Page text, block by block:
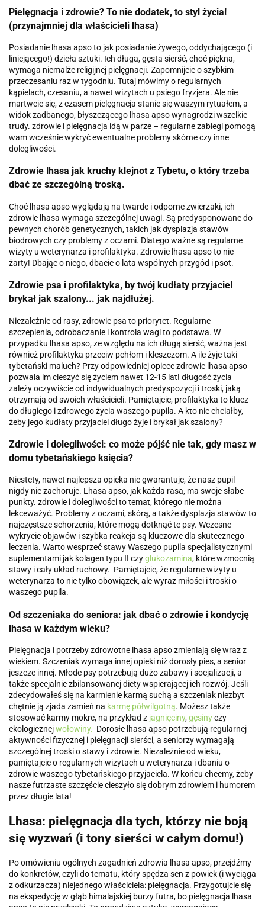
Pielęgnacja i zdrowie? To nie dodatek, to styl życia!
(przynajmniej dla właścicieli lhasa)
Posiadanie lhasa apso to jak posiadanie żywego, oddychającego (i
liniejącego!) dzieła sztuki. Ich długa, gęsta sierść, choć piękna,
wymaga niemalże religijnej pielęgnacji. Zapomnijcie o szybkim
przeczesaniu raz w tygodniu. Tutaj mówimy o regularnych
kąpielach, czesaniu, a nawet wizytach u psiego fryzjera. Ale nie
martwcie się, z czasem pielęgnacja stanie się waszym rytuałem, a
widok zadbanego, błyszczącego lhasa apso wynagrodzi wszelkie
trudy. zdrowie i pielęgnacja idą w parze – regularne zabiegi pomogą
wam wcześnie wykryć ewentualne problemy skórne czy inne
dolegliwości.
Zdrowie lhasa jak kruchy klejnot z Tybetu, o który trzeba
dbać ze szczególną troską.
Choć lhasa apso wyglądają na twarde i odporne zwierzaki, ich
zdrowie lhasa wymaga szczególnej uwagi. Są predysponowane do
pewnych chorób genetycznych, takich jak dysplazja stawów
biodrowych czy problemy z oczami. Dlatego ważne są regularne
wizyty u weterynarza i profilaktyka. Zdrowie lhasa apso to nie
żarty! Dbając o niego, dbacie o lata wspólnych przygód i psot.
Zdrowie psa i profilaktyka, by twój kudłaty przyjaciel
brykał jak szalony... jak najdłużej.
Niezależnie od rasy, zdrowie psa to priorytet. Regularne
szczepienia, odrobaczanie i kontrola wagi to podstawa. W
przypadku lhasa apso, ze względu na ich długą sierść, ważna jest
również profilaktyka przeciw pchłom i kleszczom. A ile żyje taki
tybetański maluch? Przy odpowiedniej opiece zdrowie lhasa apso
pozwala im cieszyć się życiem nawet 12-15 lat! długość życia
zależy oczywiście od indywidualnych predyspozycji i troski, jaką
otrzymają od swoich właścicieli. Pamiętajcie, profilaktyka to klucz
do długiego i zdrowego życia waszego pupila. A kto nie chciałby,
żeby jego kudłaty przyjaciel długo żyje i brykał jak szalony?
Zdrowie i dolegliwości: co może pójść nie tak, gdy masz w
domu tybetańskiego księcia?
Niestety, nawet najlepsza opieka nie gwarantuje, że nasz pupil
nigdy nie zachoruje. Lhasa apso, jak każda rasa, ma swoje słabe
punkty. zdrowie i dolegliwości to temat, którego nie można
lekceważyć. Problemy z oczami, skórą, a także dysplazja stawów to
najczęstsze schorzenia, które mogą dotknąć te psy. Wczesne
wykrycie objawów i szybka reakcja są kluczowe dla skutecznego
leczenia. Warto wesprzeć stawy Waszego pupila specjalistycznymi
suplementami jak kolagen typu II czyglukozamina, które wzmocnią
stawy i cały układ ruchowy. Pamiętajcie, że regularne wizyty u
weterynarza to nie tylko obowiązek, ale wyraz miłości i troski o
waszego pupila.
Od szczeniaka do seniora: jak dbać o zdrowie i kondycję
lhasa w każdym wieku?
Pielęgnacja i potrzeby zdrowotne lhasa apso zmieniają się wraz z
wiekiem. Szczeniak wymaga innej opieki niż dorosły pies, a senior
jeszcze innej. Młode psy potrzebują dużo zabawy i socjalizacji, a
także specjalnie zbilansowanej diety wspierającej ich rozwój. Jeśli
zdecydowałeś się na karmienie karmą suchą a szczeniak niezbyt
chętnie ją zjada zamień na karmę półwilgotną. Możesz także
stosować karmy mokre, na przykład z jagnięciny,gęsinyczy
ekologicznejwołowiny. Dorosłe lhasa apso potrzebują regularnej
aktywności fizycznej i pielęgnacji sierści, a seniorzy wymagają
szczególnej troski o stawy i zdrowie. Niezależnie od wieku,
pamiętajcie o regularnych wizytach u weterynarza i dbaniu o
zdrowie waszego tybetańskiego przyjaciela. W końcu chcemy, żeby
nasze futrzaste szczęście cieszyło się dobrym zdrowiem i humorem
przez długie lata!
Lhasa: pielęgnacja dla tych, którzy nie boją
się wyzwań (i tony sierści w całym domu!)
Po omówieniu ogólnych zagadnień zdrowia lhasa apso, przejdźmy
do konkretów, czyli do tematu, który spędza sen z powiek (i wyciąga
z odkurzacza) niejednego właściciela: pielęgnacja. Przygotujcie się
na ekspedycję w głąb himalajskiej burzy futra, bo pielęgnacja lhasa